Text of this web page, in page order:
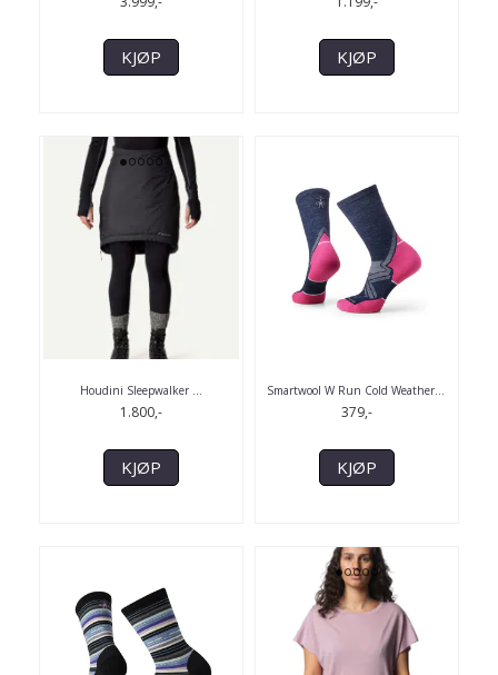
KJØP KJØP
Houdini Sleepwalker ...
1.800,-
KJØP
Smartwool W Run Cold Weather...
379,-
KJØP